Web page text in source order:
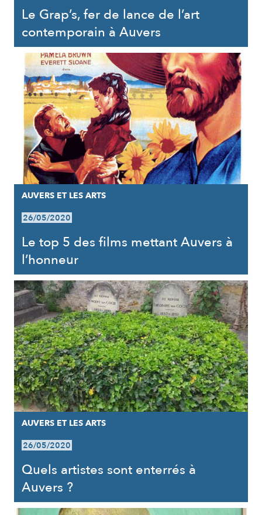
Le Grap’s, fer de lance de l’art
contemporain à Auvers
AUVERS ET LES ARTS
26/05/2020
Le top 5 des films mettant Auvers à
l’honneur
AUVERS ET LES ARTS
26/05/2020
Quels artistes sont enterrés à
Auvers ?